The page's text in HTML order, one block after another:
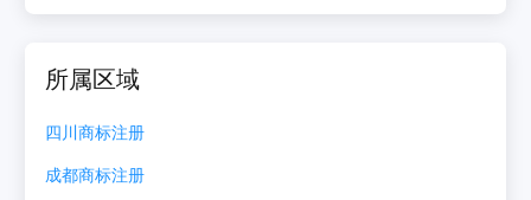
所属区域
四川商标注册
成都商标注册